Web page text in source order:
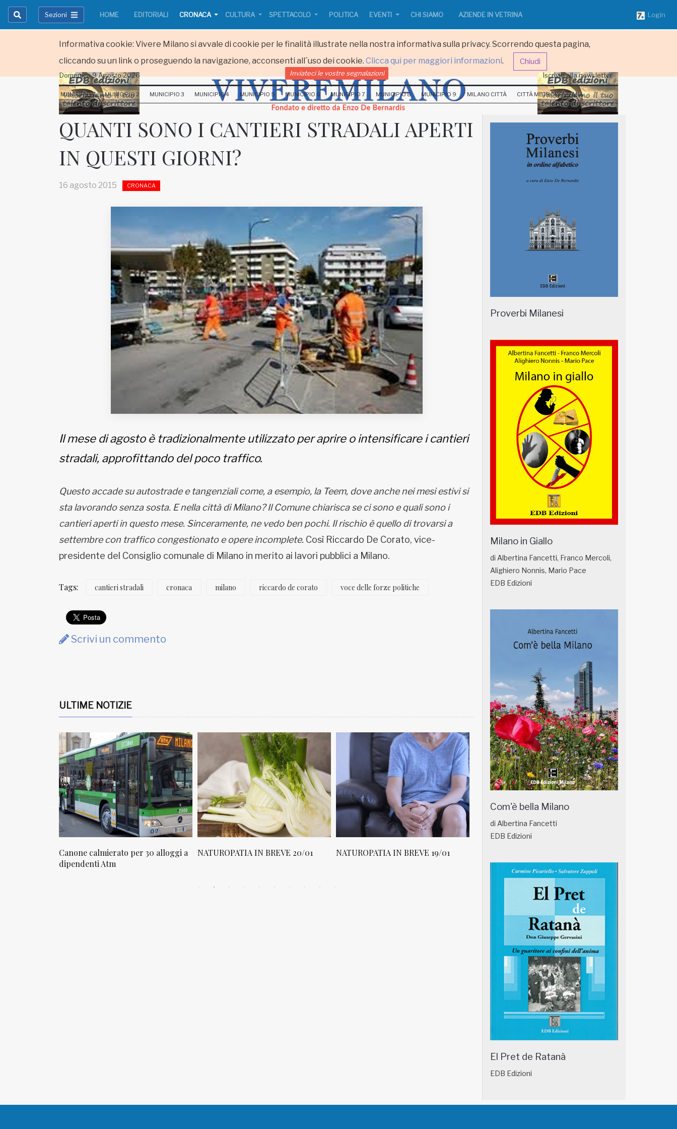
Informativa cookie: Vivere Milano si avvale di cookie per le finalità illustrate nella nostra informativa sulla privacy. Scorrendo questa pagina,
cliccando su un link o proseguendo la navigazione, acconsenti all´uso dei cookie. Clicca qui per maggiori informazioni. Chiudi
Sezioni HOME EDITORIALI CRONACA CULTURA SPETTACOLO POLITICA EVENTI CHI SIAMO AZIENDE IN VETRINA Login
Inviateci le vostre segnalazioni
Iscriviti alla newsletter
EDB edizioni - Via Brivio angolo C.
Domenica 9 Agosto 2026 Inviateci le vostre segnalazioni Iscriviti alla newsletter
MUNICIPIO 1 MUNICIPIO 2 MUNICIPIO 3 MUNICIPIO 4 MUNICIPIO 5 MUNICIPIO 6 MUNICIPIO 7 MUNICIPIO 8 MUNICIPIO 9 MILANO CITTÀ CITTÀ METROPOLITANA
QUANTI SONO I CANTIERI STRADALI APERTI
IN QUESTI GIORNI?
16 agosto 2015 CRONACA
Il mese di agosto è tradizionalmente utilizzato per aprire o intensificare i cantieri
stradali, approfittando del poco traffico.
Questo accade su autostrade e tangenziali come, a esempio, la Teem, dove anche nei mesi estivi si
sta lavorando senza sosta. E nella città di Milano? Il Comune chiarisca se ci sono e quali sono i
cantieri aperti in questo mese. Sinceramente, ne vedo ben pochi. Il rischio è quello di trovarsi a
settembre con traffico congestionato e opere incomplete. Così Riccardo De Corato, vice-
presidente del Consiglio comunale di Milano in merito ai lavori pubblici a Milano.
Tags: cantieri stradali cronaca milano riccardo de corato voce delle forze politiche
Scrivi un commento
ULTIME NOTIZIE
Canone calmierato per 30 alloggi a
dipendenti Atm
NATUROPATIA IN BREVE 20/01 NATUROPATIA IN BREVE 19/01 NATUROPATIA IN BREVE 18/01
Proverbi Milanesi
Milano in Giallo
di Albertina Fancetti, Franco Mercoli,
Alighiero Nonnis, Mario Pace
EDB Edizioni
Com'è bella Milano
di Albertina Fancetti
EDB Edizioni
El Pret de Ratanà
EDB Edizioni